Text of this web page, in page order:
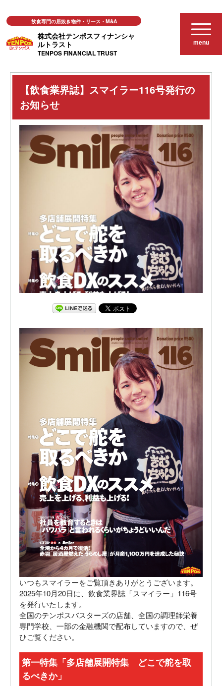
株式会社テンポスフィナンシャ
ルトラスト
TENPOS FINANCIAL TRUST
飲食専門の居抜き物件・リース・M&A
menu
お知らせ 【飲食業界誌】スマイラー116号発行のお知らせ
【飲食業界誌】スマイラー116号発行の
お知らせ
いつもスマイラーをご覧頂きありがとうございます。
2025年10月20日に、飲食業界誌「スマイラー」116号
を発行いたします。
全国のテンポスバスターズの店舗、全国の調理師栄養
専門学校、一部の金融機関で配布していますので、ぜ
ひご覧ください。
第一特集「多店舗展開特集 どこで舵を取
るべきか」